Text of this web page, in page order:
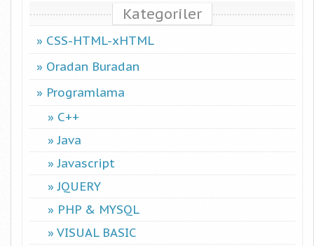
Kategoriler
CSS-HTML-xHTML
Oradan Buradan
Programlama
C++
Java
Javascript
JQUERY
PHP & MYSQL
VISUAL BASIC